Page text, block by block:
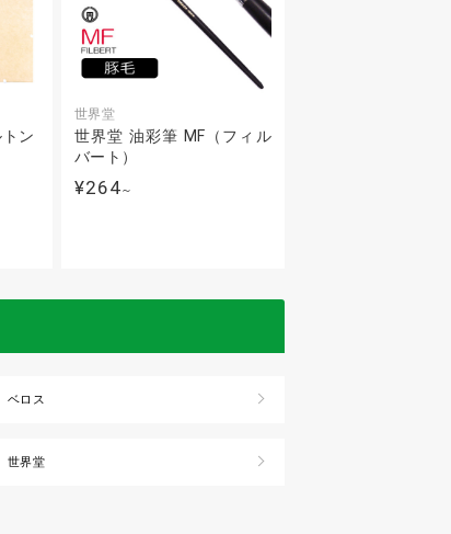
ン
世界堂
世界堂 油彩筆 MF（フィル
バート）
¥264～
ベロス
世界堂